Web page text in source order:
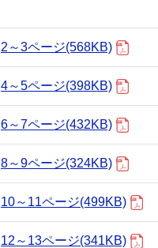
2～3ページ(568KB)
4～5ページ(398KB)
6～7ページ(432KB)
8～9ページ(324KB)
10～11ページ(499KB)
12～13ページ(341KB)